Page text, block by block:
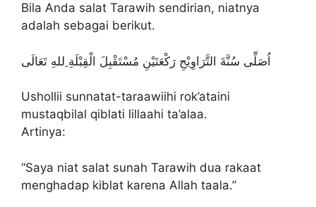
Bila Anda salat Tarawih sendirian, niatnya
adalah sebagai berikut.
اُصَلِّى سُنَّةَ التَّرَاوِيْحِ رَكْعَتَيْنِ مُسْتَقْبِلَ الْقِبْلَةِ ِللهِ تَعَالَى
Ushollii sunnatat-taraawiihi rok’ataini
mustaqbilal qiblati lillaahi ta’alaa.
Artinya:
“Saya niat salat sunah Tarawih dua rakaat
menghadap kiblat karena Allah taala.”